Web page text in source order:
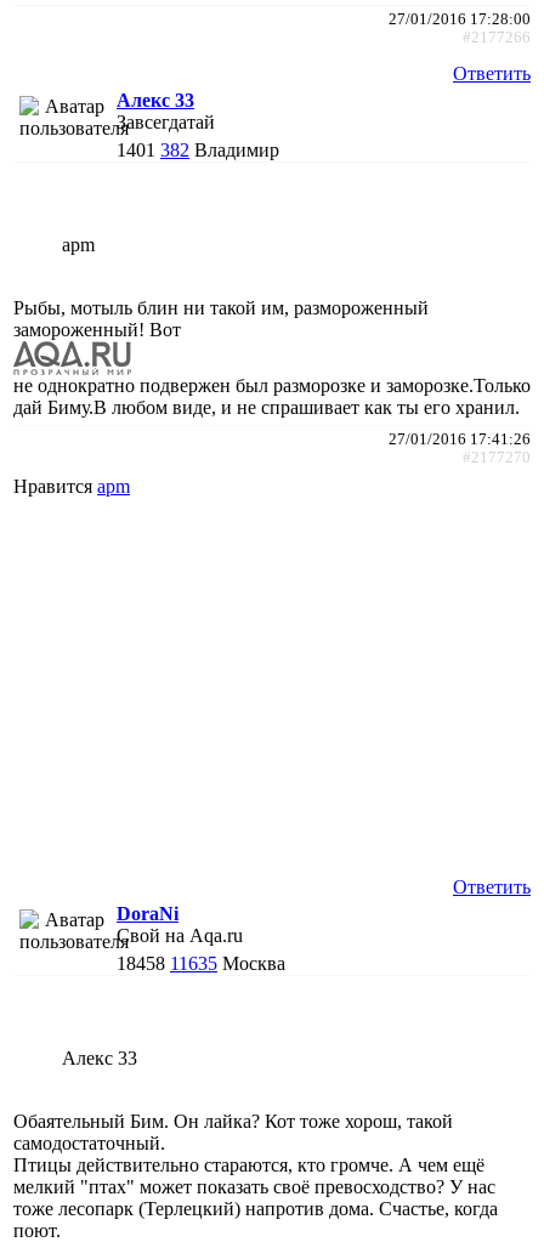
27/01/2016 17:28:00
#2177266
Ответить
Алекс 33
Завсегдатай
1401 382 Владимир
apm
Рыбы, мотыль блин ни такой им, размороженный
замороженный! Вот
не однократно подвержен был разморозке и заморозке.Только
дай Биму.В любом виде, и не спрашивает как ты его хранил.
27/01/2016 17:41:26
#2177270
Нравится apm
Ответить
DoraNi
Свой на Aqa.ru
18458 11635 Москва
Алекс 33
Обаятельный Бим. Он лайка? Кот тоже хорош, такой
самодостаточный.
Птицы действительно стараются, кто громче. А чем ещё
мелкий "птах" может показать своё превосходство? У нас
тоже лесопарк (Терлецкий) напротив дома. Счастье, когда
поют.